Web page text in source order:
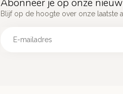
Blijf op de hoogte over onze laatste